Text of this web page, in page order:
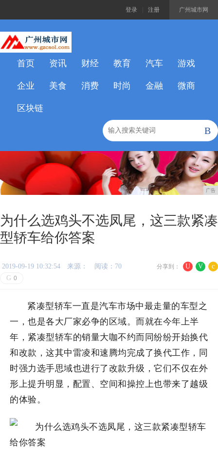
广州城市网
登录 注册
首页 资讯 财经 教育 汽车 游戏
企业 美食 消费 时尚 金融 微商
区块链
B
广告
为什么选鸡头不选凤尾，这三款紧凑
型轿车给你答案
U V c
分享到：
2019-09-19 10:32:54 来源：
阅读：70
G 0
紧凑型轿车一直是汽车市场中最走量的车型之
一，也是各大厂家必争的区域。而就在今年上半
年，紧凑型轿车的销量大咖不约而同纷纷开始换代
和改款，这其中雷凌和速腾均完成了换代工作，同
时强力选手思域也进行了改款升级，它们不仅在外
形上提升明显，配置、空间和操控上也带来了越级
的体验。